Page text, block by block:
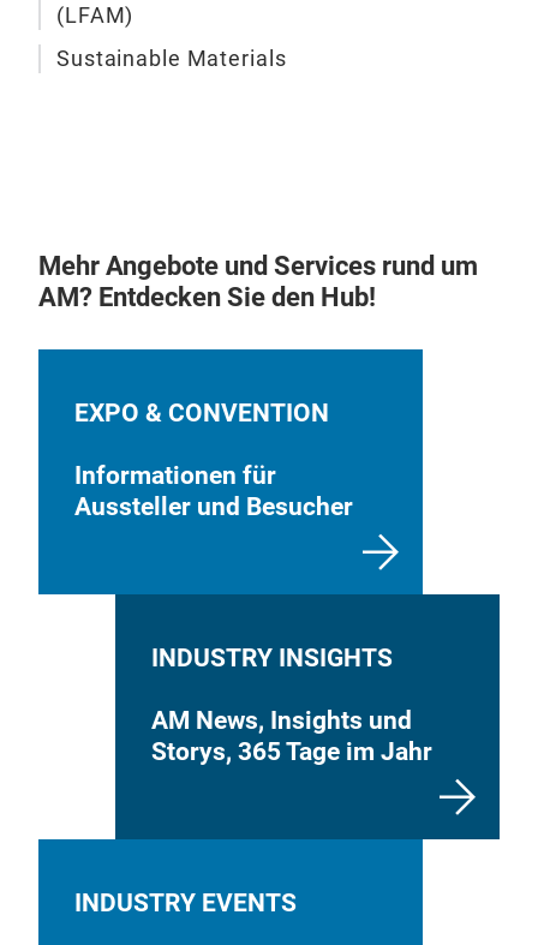
(LFAM)
Sustainable Materials
Mehr Angebote und Services rund um
AM? Entdecken Sie den Hub!
EXPO & CONVENTION
Informationen für
Aussteller und Besucher
INDUSTRY INSIGHTS
AM News, Insights und
Storys, 365 Tage im Jahr
INDUSTRY EVENTS